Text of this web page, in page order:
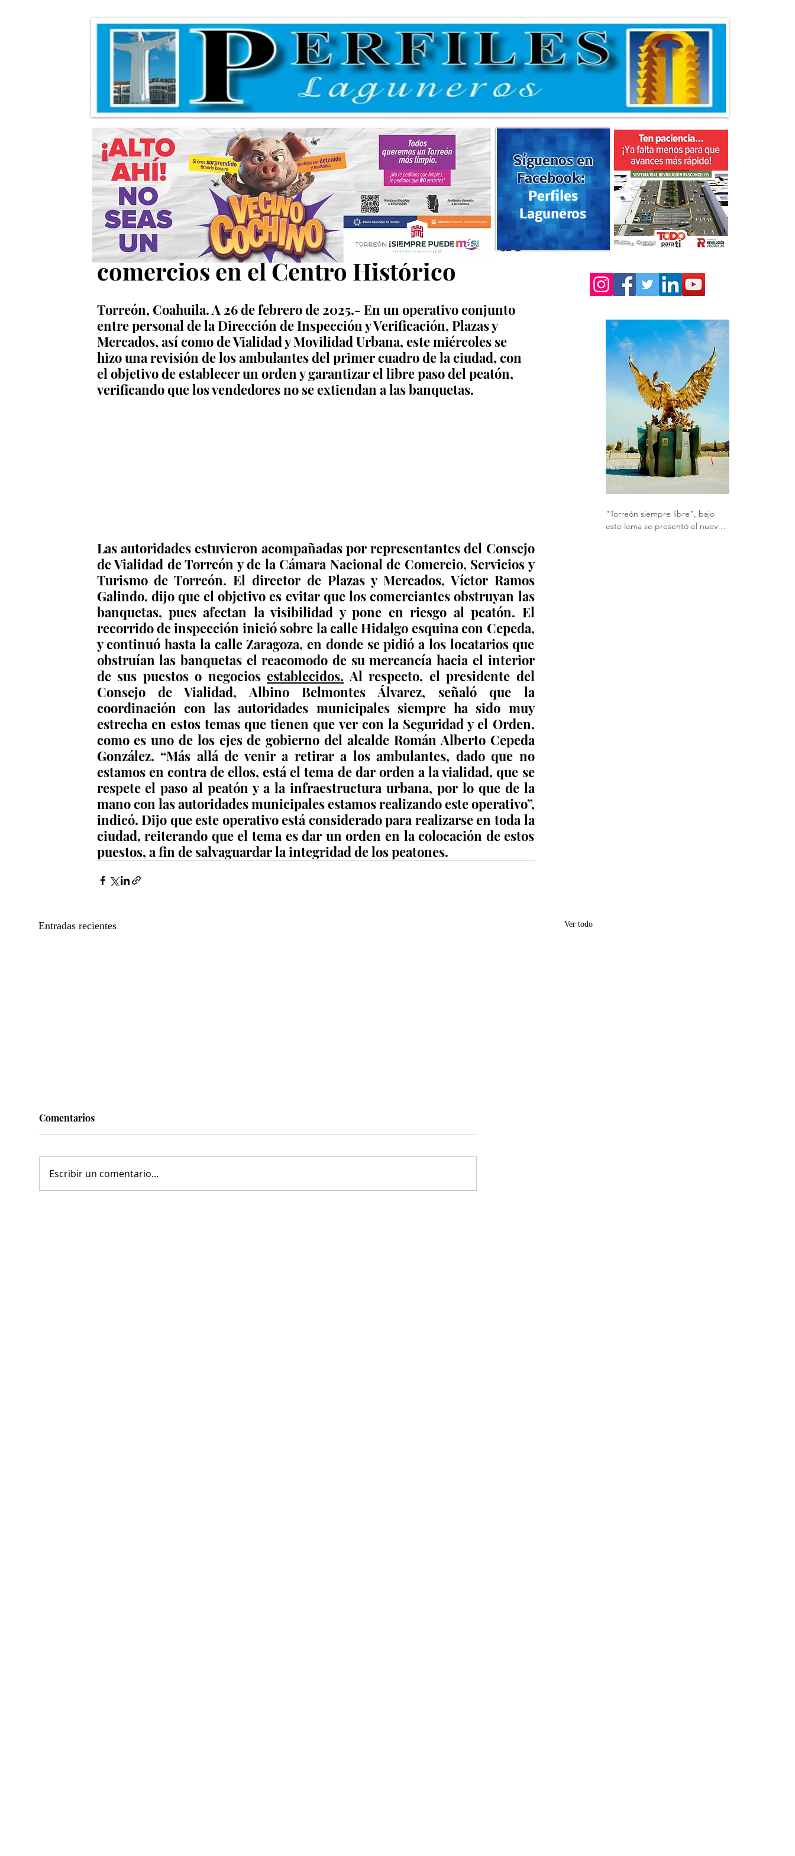
Realizan operativo de ordenamiento de
comercios en el Centro Histórico
Torreón, Coahuila. A 26 de febrero de 2025.- En un operativo conjunto
entre personal de la Dirección de Inspección y Verificación, Plazas y
Mercados, así como de Vialidad y Movilidad Urbana, este miércoles se
hizo una revisión de los ambulantes del primer cuadro de la ciudad, con
el objetivo de establecer un orden y garantizar el libre paso del peatón,
verificando que los vendedores no se extiendan a las banquetas.
Las autoridades estuvieron acompañadas por representantes del Consejo
de Vialidad de Torreón y de la Cámara Nacional de Comercio, Servicios y
Turismo de Torreón. El director de Plazas y Mercados, Víctor Ramos
Galindo, dijo que el objetivo es evitar que los comerciantes obstruyan las
banquetas, pues afectan la visibilidad y pone en riesgo al peatón. El
recorrido de inspección inició sobre la calle Hidalgo esquina con Cepeda,
y continuó hasta la calle Zaragoza, en donde se pidió a los locatarios que
obstruían las banquetas el reacomodo de su mercancía hacia el interior
de sus puestos o negocios establecidos. Al respecto, el presidente del
Consejo de Vialidad, Albino Belmontes Álvarez, señaló que la
coordinación con las autoridades municipales siempre ha sido muy
estrecha en estos temas que tienen que ver con la Seguridad y el Orden,
como es uno de los ejes de gobierno del alcalde Román Alberto Cepeda
González. “Más allá de venir a retirar a los ambulantes, dado que no
estamos en contra de ellos, está el tema de dar orden a la vialidad, que se
respete el paso al peatón y a la infraestructura urbana, por lo que de la
mano con las autoridades municipales estamos realizando este operativo”,
indicó. Dijo que este operativo está considerado para realizarse en toda la
ciudad, reiterando que el tema es dar un orden en la colocación de estos
puestos, a fin de salvaguardar la integridad de los peatones.
Entradas recientes Ver todo
Comentarios
Escribir un comentario...
Síguenos en
Facebook:
Perfiles
Laguneros
"Torreón siempre libre", bajo
este lema se presentó el nuevo